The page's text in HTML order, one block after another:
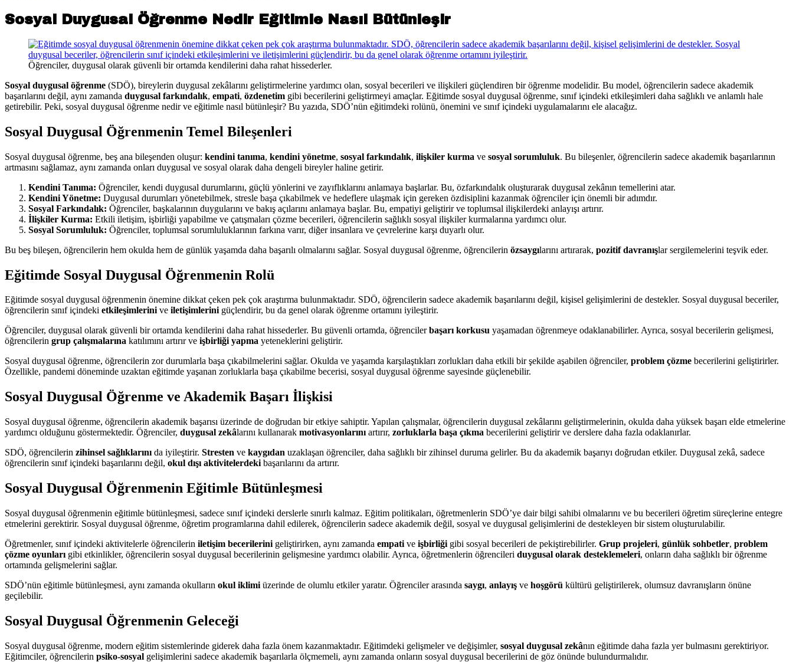
Sosyal Duygusal Öğrenme Nedir Eğitimle Nasıl Bütünleşir
Öğrenciler, duygusal olarak güvenli bir ortamda kendilerini daha rahat hissederler.
Sosyal duygusal öğrenme (SDÖ), bireylerin duygusal zekâlarını geliştirmelerine yardımcı olan, sosyal becerileri ve ilişkileri güçlendiren bir öğrenme modelidir. Bu model, öğrencilerin sadece akademik
başarılarını değil, aynı zamanda duygusal farkındalık, empati, özdenetim gibi becerilerini geliştirmeyi amaçlar. Eğitimde sosyal duygusal öğrenme, sınıf içindeki etkileşimleri daha sağlıklı ve anlamlı hale
getirebilir. Peki, sosyal duygusal öğrenme nedir ve eğitimle nasıl bütünleşir? Bu yazıda, SDÖ’nün eğitimdeki rolünü, önemini ve sınıf içindeki uygulamalarını ele alacağız.
Sosyal Duygusal Öğrenmenin Temel Bileşenleri
Sosyal duygusal öğrenme, beş ana bileşenden oluşur: kendini tanıma, kendini yönetme, sosyal farkındalık, ilişkiler kurma ve sosyal sorumluluk. Bu bileşenler, öğrencilerin sadece akademik başarılarının
artmasını sağlamaz, aynı zamanda onları duygusal ve sosyal olarak daha dengeli bireyler haline getirir.
Kendini Tanıma: Öğrenciler, kendi duygusal durumlarını, güçlü yönlerini ve zayıflıklarını anlamaya başlarlar. Bu, özfarkındalık oluşturarak duygusal zekânın temellerini atar.
Kendini Yönetme: Duygusal durumları yönetebilmek, stresle başa çıkabilmek ve hedeflere ulaşmak için gereken özdisiplini kazanmak öğrenciler için önemli bir adımdır.
Sosyal Farkındalık: Öğrenciler, başkalarının duygularını ve bakış açılarını anlamaya başlar. Bu, empatiyi geliştirir ve toplumsal ilişkilerdeki anlayışı artırır.
İlişkiler Kurma: Etkili iletişim, işbirliği yapabilme ve çatışmaları çözme becerileri, öğrencilerin sağlıklı sosyal ilişkiler kurmalarına yardımcı olur.
Sosyal Sorumluluk: Öğrenciler, toplumsal sorumluluklarının farkına varır, diğer insanlara ve çevrelerine karşı duyarlı olur.
Bu beş bileşen, öğrencilerin hem okulda hem de günlük yaşamda daha başarılı olmalarını sağlar. Sosyal duygusal öğrenme, öğrencilerin özsaygılarını artırarak, pozitif davranışlar sergilemelerini teşvik eder.
Eğitimde Sosyal Duygusal Öğrenmenin Rolü
Eğitimde sosyal duygusal öğrenmenin önemine dikkat çeken pek çok araştırma bulunmaktadır. SDÖ, öğrencilerin sadece akademik başarılarını değil, kişisel gelişimlerini de destekler. Sosyal duygusal beceriler,
öğrencilerin sınıf içindeki etkileşimlerinive iletişimlerinigüçlendirir, bu da genel olarak öğrenme ortamını iyileştirir.
Öğrenciler, duygusal olarak güvenli bir ortamda kendilerini daha rahat hissederler. Bu güvenli ortamda, öğrencilerbaşarı korkusu yaşamadan öğrenmeye odaklanabilirler. Ayrıca, sosyal becerilerin gelişmesi,
öğrencilerin grup çalışmalarına katılımını artırır ve işbirliği yapma yeteneklerini geliştirir.
Sosyal duygusal öğrenme, öğrencilerin zor durumlarla başa çıkabilmelerini sağlar. Okulda ve yaşamda karşılaştıkları zorlukları daha etkili bir şekilde aşabilen öğrenciler, problem çözme becerilerini geliştirirler.
Özellikle, pandemi döneminde uzaktan eğitimde yaşanan zorluklarla başa çıkabilme becerisi, sosyal duygusal öğrenme sayesinde güçlenebilir.
Sosyal Duygusal Öğrenme ve Akademik Başarı İlişkisi
Sosyal duygusal öğrenme, öğrencilerin akademik başarısı üzerinde de doğrudan bir etkiye sahiptir. Yapılan çalışmalar, öğrencilerin duygusal zekâlarını geliştirmelerinin, okulda daha yüksek başarı elde etmelerine
yardımcı olduğunu göstermektedir. Öğrenciler, duygusal zekâlarını kullanarak motivasyonlarını artırır, zorluklarla başa çıkma becerilerini geliştirir ve derslere daha fazla odaklanırlar.
SDÖ, öğrencilerin zihinsel sağlıklarını da iyileştirir. Stresten ve kaygıdan uzaklaşan öğrenciler, daha sağlıklı bir zihinsel duruma gelirler. Bu da akademik başarıyı doğrudan etkiler. Duygusal zekâ, sadece
öğrencilerin sınıf içindeki başarılarını değil, okul dışı aktivitelerdeki başarılarını da artırır.
Sosyal Duygusal Öğrenmenin Eğitimle Bütünleşmesi
Sosyal duygusal öğrenmenin eğitimle bütünleşmesi, sadece sınıf içindeki derslerle sınırlı kalmaz. Eğitim politikaları, öğretmenlerin SDÖ’ye dair bilgi sahibi olmalarını ve bu becerileri öğretim süreçlerine entegre
etmelerini gerektirir. Sosyal duygusal öğrenme, öğretim programlarına dahil edilerek, öğrencilerin sadece akademik değil, sosyal ve duygusal gelişimlerini de destekleyen bir sistem oluşturulabilir.
Öğretmenler, sınıf içindeki aktivitelerle öğrencilerin iletişim becerilerini geliştirirken, aynı zamanda empati ve işbirliği gibi sosyal becerileri de pekiştirebilirler. Grup projeleri, günlük sohbetler, problem
çözme oyunları gibi etkinlikler, öğrencilerin sosyal duygusal becerilerinin gelişmesine yardımcı olabilir. Ayrıca, öğretmenlerin öğrencileri duygusal olarak desteklemeleri, onların daha sağlıklı bir öğrenme
ortamında gelişmelerini sağlar.
SDÖ’nün eğitimle bütünleşmesi, aynı zamanda okulların okul iklimi üzerinde de olumlu etkiler yaratır. Öğrenciler arasında saygı, anlayış ve hoşgörü kültürü geliştirilerek, olumsuz davranışların önüne
geçilebilir.
Sosyal Duygusal Öğrenmenin Geleceği
Sosyal duygusal öğrenme, modern eğitim sistemlerinde giderek daha fazla önem kazanmaktadır. Eğitimdeki gelişmeler ve değişimler, sosyal duygusal zekânın eğitimde daha fazla yer bulmasını gerektiriyor.
Eğitimciler, öğrencilerin psiko-sosyal gelişimlerini sadece akademik başarılarla ölçmemeli, aynı zamanda onların sosyal duygusal becerilerini de göz önünde bulundurmalıdır.